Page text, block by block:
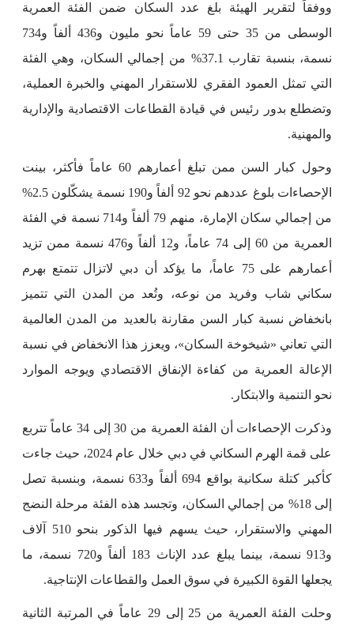
ووفقاً لتقرير الهيئة بلغ عدد السكان ضمن الفئة العمرية
الوسطى من 35 حتى 59 عاماً نحو مليون و436 ألفاً و734
نسمة، بنسبة تقارب 37.1% من إجمالي السكان، وهي الفئة
التي تمثل العمود الفقري للاستقرار المهني والخبرة العملية،
وتضطلع بدور رئيس في قيادة القطاعات الاقتصادية والإدارية
والمهنية.
وحول كبار السن ممن تبلغ أعمارهم 60 عاماً فأكثر، بينت
الإحصاءات بلوغ عددهم نحو 92 ألفاً و190 نسمة يشكّلون 2.5%
من إجمالي سكان الإمارة، منهم 79 ألفاً و714 نسمة في الفئة
العمرية من 60 إلى 74 عاماً، و12 ألفاً و476 نسمة ممن تزيد
أعمارهم على 75 عاماً، ما يؤكد أن دبي لاتزال تتمتع بهرم
سكاني شاب وفريد من نوعه، وتُعد من المدن التي تتميز
بانخفاض نسبة كبار السن مقارنة بالعديد من المدن العالمية
التي تعاني «شيخوخة السكان»، ويعزز هذا الانخفاض في نسبة
الإعالة العمرية من كفاءة الإنفاق الاقتصادي ويوجه الموارد
نحو التنمية والابتكار.
وذكرت الإحصاءات أن الفئة العمرية من 30 إلى 34 عاماً تتربع
على قمة الهرم السكاني في دبي خلال عام 2024، حيث جاءت
كأكبر كتلة سكانية بواقع 694 ألفاً و633 نسمة، وبنسبة تصل
إلى 18% من إجمالي السكان، وتجسد هذه الفئة مرحلة النضج
المهني والاستقرار، حيث يسهم فيها الذكور بنحو 510 آلاف
و913 نسمة، بينما يبلغ عدد الإناث 183 ألفاً و720 نسمة، ما
يجعلها القوة الكبيرة في سوق العمل والقطاعات الإنتاجية.
وحلت الفئة العمرية من 25 إلى 29 عاماً في المرتبة الثانية